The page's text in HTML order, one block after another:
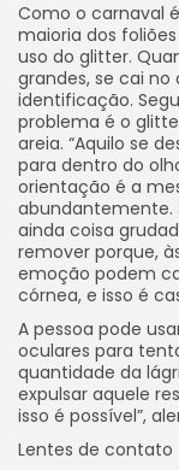
Como o carnaval
maioria dos
uso do glitter.
grandes, se cai no
identificação.
problema é o
areia. “Aquilo se
para dentro do
orientação é a
abundantemente.
ainda coisa
remover porque,
emoção podem
córnea, e isso é
A pessoa pode
oculares para
quantidade da
expulsar aquele
isso é possível”,
Lentes de contato